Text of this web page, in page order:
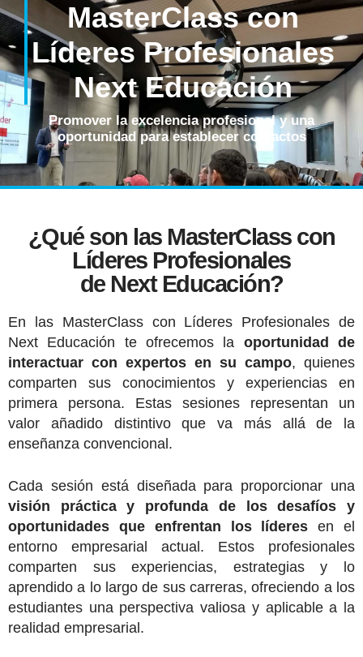
MasterClass con
Líderes Profesionales
Next Educación
Promover la excelencia profesional y una
oportunidad para establecer contactos
¿Qué son las MasterClass con
Líderes Profesionales
de Next Educación?
En las MasterClass con Líderes Profesionales de
Next Educación te ofrecemos la oportunidad de
interactuar con expertos en su campo, quienes
comparten sus conocimientos y experiencias en
primera persona. Estas sesiones representan un
valor añadido distintivo que va más allá de la
enseñanza convencional.
Cada sesión está diseñada para proporcionar una
visión práctica y profunda de los desafíos y
oportunidades que enfrentan los líderes en el
entorno empresarial actual. Estos profesionales
comparten sus experiencias, estrategias y lo
aprendido a lo largo de sus carreras, ofreciendo a los
estudiantes una perspectiva valiosa y aplicable a la
realidad empresarial.